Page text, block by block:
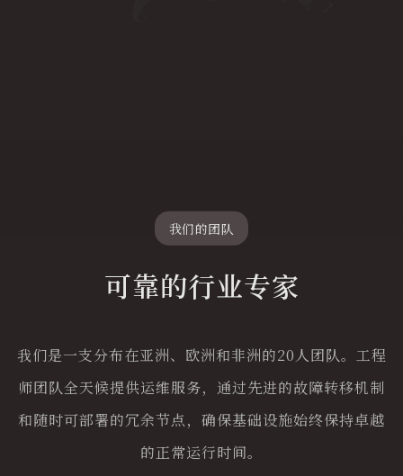
我们的团队
可靠的行业专家
我们是一支分布在亚洲、欧洲和非洲的20人团队。工程
师团队全天候提供运维服务，通过先进的故障转移机制
和随时可部署的冗余节点，确保基础设施始终保持卓越
的正常运行时间。